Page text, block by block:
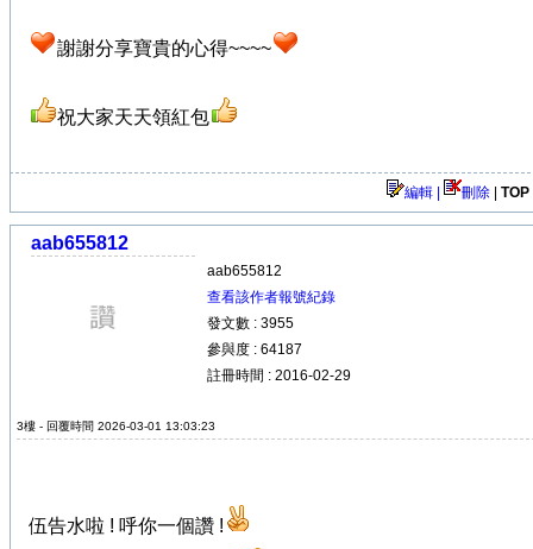
謝謝分享寶貴的心得~~~~
祝大家天天領紅包
編輯 | 刪除 TOP
aab655812
aab655812
查看該作者報號紀錄
發文數 : 3955
參與度 : 64187
註冊時間 : 2016-02-29
3樓 - 回覆時間 2026-03-01 13:03:23
伍告水啦 ! 呼你一個讚 !